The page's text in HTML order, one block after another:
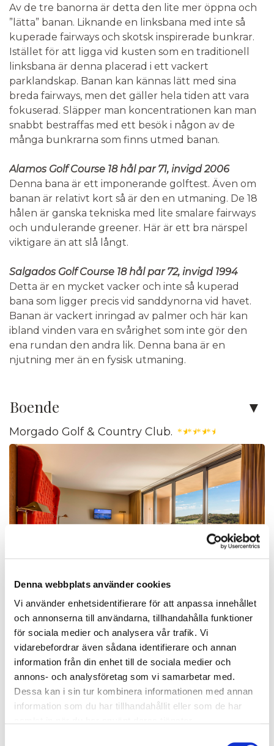
Denna webbplats använder cookies
Vi använder enhetsidentifierare för att anpassa innehållet
och annonserna till användarna, tillhandahålla funktioner
för sociala medier och analysera vår trafik. Vi
vidarebefordrar även sådana identifierare och annan
information från din enhet till de sociala medier och
annons- och analysföretag som vi samarbetar med.
Dessa kan i sin tur kombinera informationen med annan
information som du har tillhandahållit eller som de har
Kontaktformulär Ring oss
Av de tre banorna är detta den lite mer öppna och
”lätta” banan. Liknande en linksbana med inte så
kuperade fairways och skotsk inspirerade bunkrar.
Istället för att ligga vid kusten som en traditionell
linksbana är denna placerad i ett vackert
parklandskap. Banan kan kännas lätt med sina
breda fairways, men det gäller hela tiden att vara
fokuserad. Släpper man koncentrationen kan man
snabbt bestraffas med ett besök i någon av de
många bunkrarna som finns utmed banan.
Alamos Golf Course 18 hål par 71, invigd 2006
Denna bana är ett imponerande golftest. Även om
banan är relativt kort så är den en utmaning. De 18
hålen är ganska tekniska med lite smalare fairways
och undulerande greener. Här är ett bra närspel
viktigare än att slå långt.
Salgados Golf Course 18 hål par 72, invigd 1994
Detta är en mycket vacker och inte så kuperad
bana som ligger precis vid sanddynorna vid havet.
Banan är vackert inringad av palmer och här kan
ibland vinden vara en svårighet som inte gör den
ena rundan den andra lik. Denna bana är en
njutning mer än en fysisk utmaning.
Boende
Morgado Golf & Country Club. ★★★★
Boende
Det fyrastjärniga hotellet har välutrustade
dubbelrum med sköna sängar. Standardrummen
är ca 30 kvm och utrustade med wi-fi, AC, TV med
satellit kanaler, vattenkokare och badrum med
dusch. Rummen har även en terrass med utsikt
över golfbanorna och den vackra naturen. På
området finns fyra pooler med intilliggande
solstolar. Här kan man slappna av och njuta efter en